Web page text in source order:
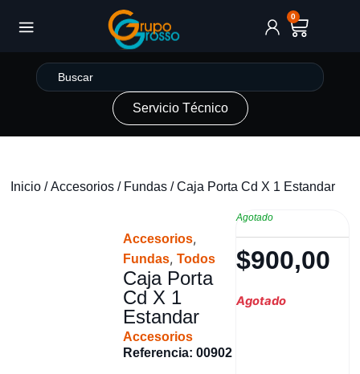
0
Servicio Técnico
Inicio /Accesorios / Fundas / Caja Porta Cd X 1 Estandar
Accesorios,
Fundas, Todos
Caja Porta
Cd X 1
Estandar
Accesorios
Referencia: 00902
Agotado
$900,00
Agotado